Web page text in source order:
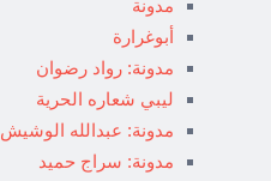
مدونة
أبوغرارة
مدونة: رواد رضوان
ليبي شعاره الحرية
مدونة: عبدالله الوشيش
مدونة: سراج حميد